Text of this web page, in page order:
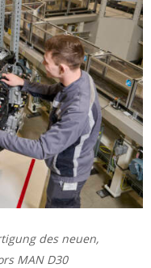
des neuen,
MAN D30